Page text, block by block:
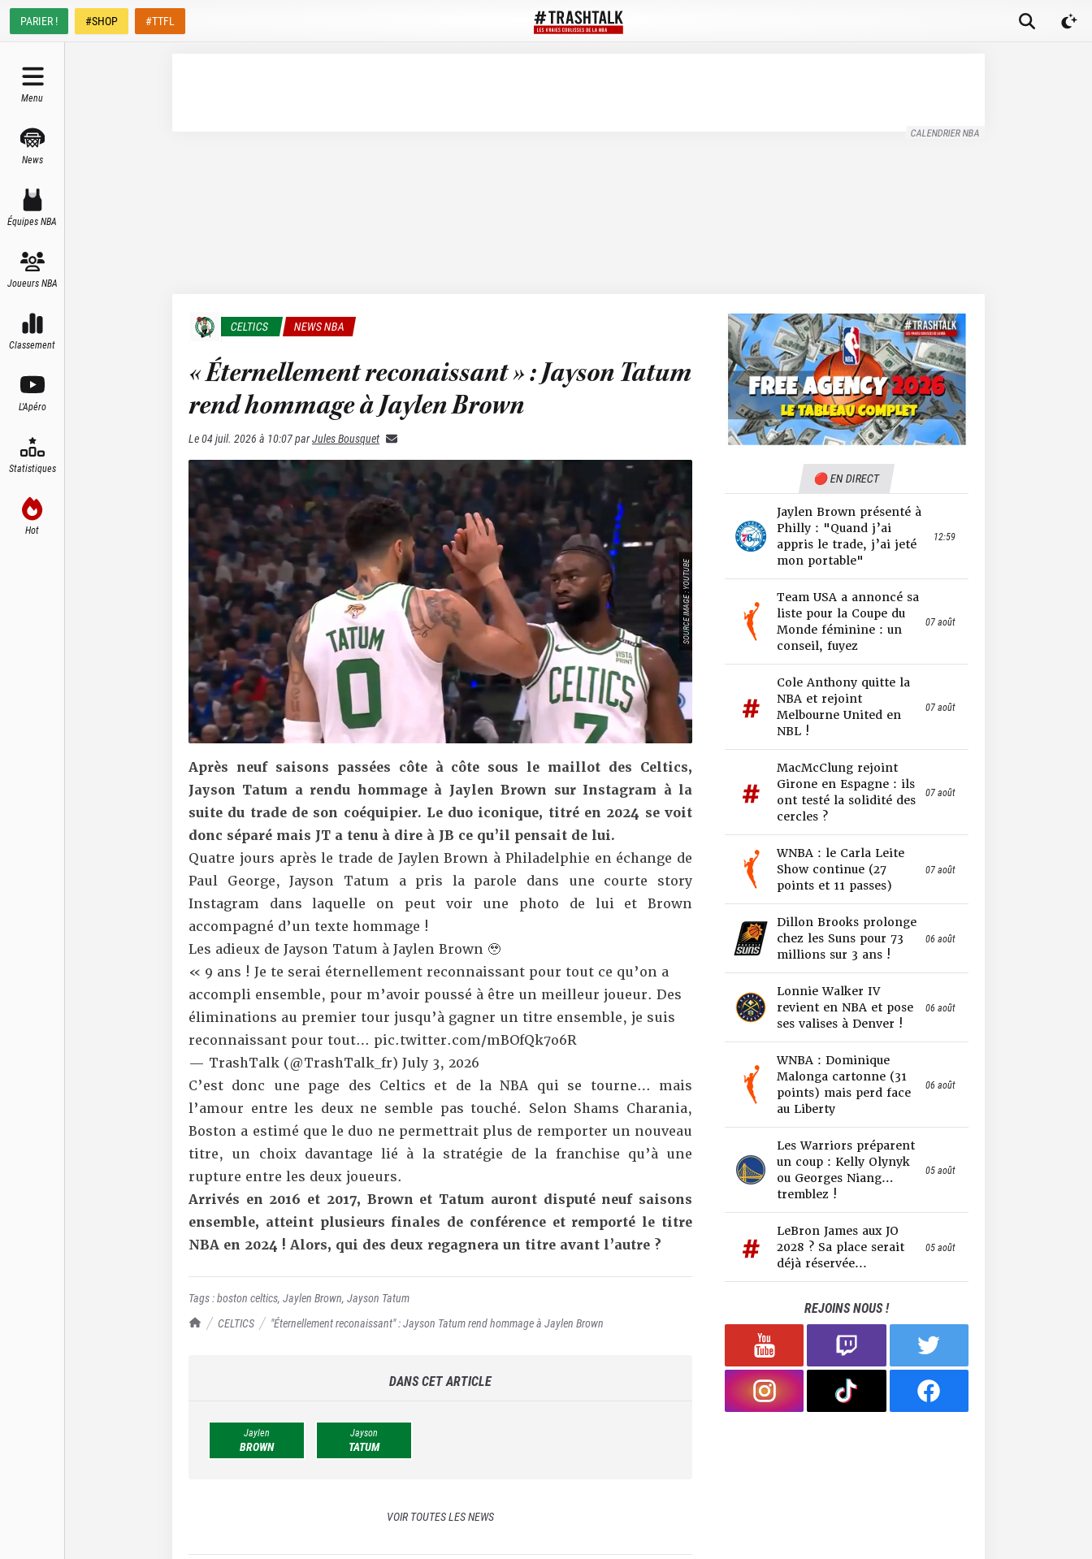
PARIER ! #SHOP #TTFL
Menu
News
Équipes NBA
Joueurs NBA
Classement
L'Apéro
Statistiques
Hot
CALENDRIER NBA
TrashTalk Actu NBA
CELTICS "Éternellement reconaissant" : Jayson Tatum rend hommage à Jaylen Brown
CELTICS NEWS NBA
« Éternellement reconaissant » : Jayson Tatum
rend hommage à Jaylen Brown
Le04 juil. 2026 à 10:07parJules Bousquet
SOURCE IMAGE : YOUTUBE
Après neuf saisons passées côte à côte sous le maillot des Celtics,
Jayson Tatum a rendu hommage à Jaylen Brown sur Instagram à la
suite du trade de son coéquipier. Le duo iconique, titré en 2024 se voit
donc séparé mais JT a tenu à dire à JB ce qu’il pensait de lui.
Quatre jours après le trade de Jaylen Brown à Philadelphie en échange de
Paul George, Jayson Tatum a pris la parole dans une courte story
Instagram dans laquelle on peut voir une photo de lui et Brown
accompagné d’un texte hommage !
Les adieux de Jayson Tatum à Jaylen Brown 🥹
« 9 ans ! Je te serai éternellement reconnaissant pour tout ce qu’on a
accompli ensemble, pour m’avoir poussé à être un meilleur joueur. Des
éliminations au premier tour jusqu’à gagner un titre ensemble, je suis
reconnaissant pour tout… pic.twitter.com/mBOfQk7o6R
— TrashTalk (@TrashTalk_fr) July 3, 2026
C’est donc une page des Celtics et de la NBA qui se tourne… mais
l’amour entre les deux ne semble pas touché. Selon Shams Charania,
Boston a estimé que le duo ne permettrait plus de remporter un nouveau
titre, un choix davantage lié à la stratégie de la franchise qu’à une
rupture entre les deux joueurs.
Arrivés en 2016 et 2017, Brown et Tatum auront disputé neuf saisons
ensemble, atteint plusieurs finales de conférence et remporté le titre
NBA en 2024 ! Alors, qui des deux regagnera un titre avant l’autre ?
Tags :boston celtics, Jaylen Brown, Jayson Tatum
DANS CET ARTICLE
Jaylen
BROWN
Jayson
TATUM
VOIR TOUTES LES NEWS
🔴 EN DIRECT
Jaylen Brown présenté à
Philly : "Quand j’ai
appris le trade, j’ai jeté
mon portable"
12:59
Team USA a annoncé sa
liste pour la Coupe du
Monde féminine : un
conseil, fuyez
07 août
Cole Anthony quitte la
NBA et rejoint
Melbourne United en
NBL !
07 août
MacMcClung rejoint
Girone en Espagne : ils
ont testé la solidité des
cercles ?
07 août
WNBA : le Carla Leite
Show continue (27
points et 11 passes)
07 août
Dillon Brooks prolonge
chez les Suns pour 73
millions sur 3 ans !
06 août
Lonnie Walker IV
revient en NBA et pose
ses valises à Denver !
06 août
WNBA : Dominique
Malonga cartonne (31
points) mais perd face
au Liberty
06 août
Les Warriors préparent
un coup : Kelly Olynyk
ou Georges Niang…
tremblez !
05 août
LeBron James aux JO
2028 ? Sa place serait
déjà réservée...
05 août
REJOINS NOUS !